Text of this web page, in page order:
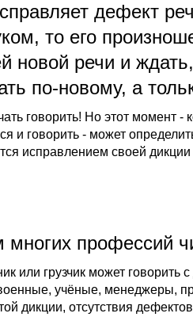
дефект
то его
новой речи и
по-новому, а
говорить! Но этот момент
и говорить - может
исправлением своей
многих профессий
или грузчик может
учёные, менеджеры,
дикции, отсутствия